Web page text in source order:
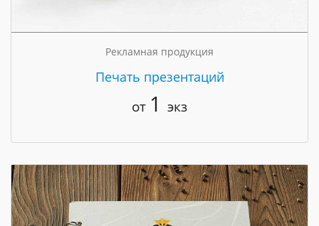
Рекламная продукция
Печать презентаций
от 1 экз